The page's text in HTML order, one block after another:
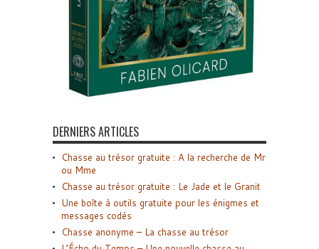
DERNIERS ARTICLES
Chasse au trésor gratuite : A la recherche de Mr
ou Mme
Chasse au trésor gratuite : Le Jade et le Granit
Une boîte à outils gratuite pour les énigmes et
messages codés
Chasse anonyme – La chasse au trésor